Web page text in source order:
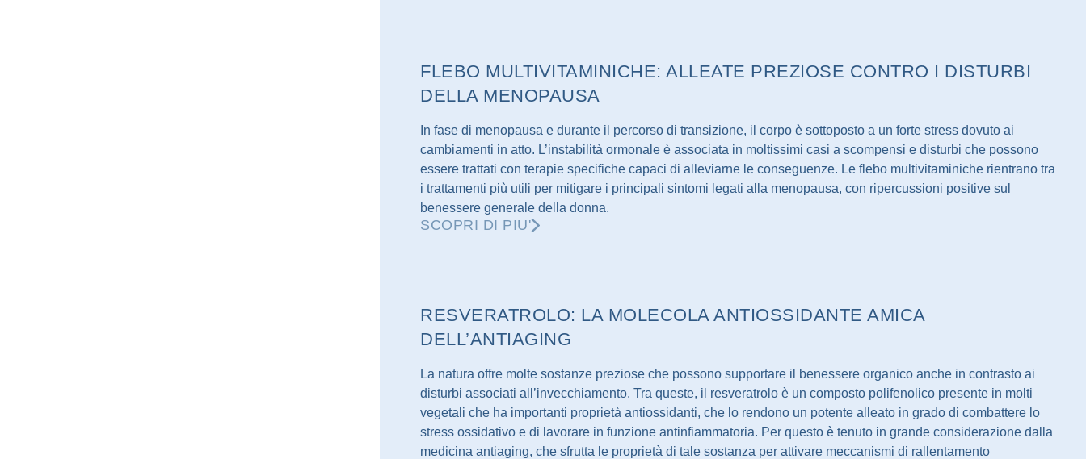
FLEBO MULTIVITAMINICHE: ALLEATE PREZIOSE CONTRO I DISTURBI
DELLA MENOPAUSA
In fase di menopausa e durante il percorso di transizione, il corpo è sottoposto a un forte stress dovuto ai
cambiamenti in atto. L’instabilità ormonale è associata in moltissimi casi a scompensi e disturbi che possono
essere trattati con terapie specifiche capaci di alleviarne le conseguenze. Le flebo multivitaminiche rientrano tra
i trattamenti più utili per mitigare i principali sintomi legati alla menopausa, con ripercussioni positive sul
benessere generale della donna.
SCOPRI DI PIU'
RESVERATROLO: LA MOLECOLA ANTIOSSIDANTE AMICA
DELL’ANTIAGING
La natura offre molte sostanze preziose che possono supportare il benessere organico anche in contrasto ai
disturbi associati all’invecchiamento. Tra queste, il resveratrolo è un composto polifenolico presente in molti
vegetali che ha importanti proprietà antiossidanti, che lo rendono un potente alleato in grado di combattere lo
stress ossidativo e di lavorare in funzione antinfiammatoria. Per questo è tenuto in grande considerazione dalla
medicina antiaging, che sfrutta le proprietà di tale sostanza per attivare meccanismi di rallentamento